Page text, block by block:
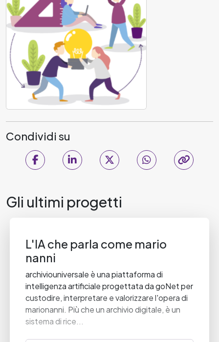
Condividi su
Gli ultimi progetti
L'IA che parla come mario
nanni
archiviouniversale è una piattaforma di
intelligenza artificiale progettata da goNet per
custodire, interpretare e valorizzare l'opera di
marionanni. Più che un archivio digitale, è un
sistema di rice...